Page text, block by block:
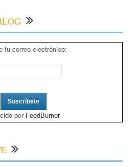
tu correo electrónico:
por FeedBurner